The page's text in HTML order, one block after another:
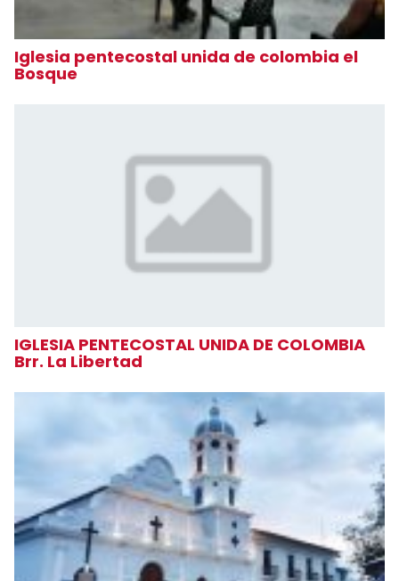
Iglesia pentecostal unida de colombia el
Bosque
IGLESIA PENTECOSTAL UNIDA DE COLOMBIA
Brr. La Libertad